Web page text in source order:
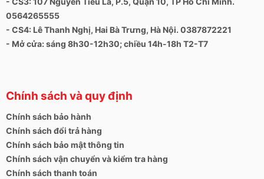
chọn đáng để tham khảo và mua sắm. Với mức giá
tầm trung bạn đã có thể sở hữu thiết bị công nghệ cao
có tốc độ xử lý nhanh, thiết kế đẹp và còn nhiều hơn
thế. Hãy đếnLaptop Hải Đăngđể mua ngay chiếc
Mọi thắc mắc, phản ánh cũng như ý kiến đóng góp về
+ Số hotline: 0972346663 - 0989310068
24, 28 Thái Hà, Trung Liệt, Đống Đa, Hà
Nội
0564265555
- CS4: Lê Thanh Nghị, Hai Bà Trưng, Hà Nội. 0387872221
- Mở cửa: sáng 8h30-12h30; chiều 14h-18h T2-T7
Chính sách và quy định
Chính sách bảo hành
Chính sách đổi trả hàng
Chính sách bảo mật thông tin
Chính sách vận chuyển và kiểm tra hàng
Chính sách thanh toán